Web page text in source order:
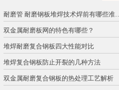
耐磨管 耐磨钢板堆焊技术焊前有哪些准…
双金属耐磨板网的特色有哪些？
堆焊耐磨复合钢板四大性能对比
堆焊复合钢板防止开裂的几种方法
双金属耐磨复合钢板的热处理工艺解析